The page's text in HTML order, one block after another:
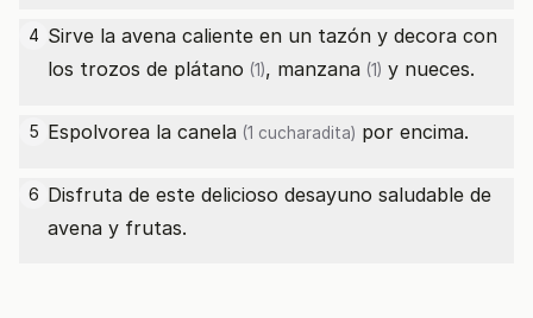
4 Sirve la avena caliente en un tazón y decora con
los trozos de plátano (1), manzana (1) y nueces.
5 Espolvorea la canela (1 cucharadita) por encima.
6 Disfruta de este delicioso desayuno saludable de
avena y frutas.